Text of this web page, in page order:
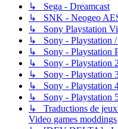
↳ Sega - Dreamcast
↳ SNK - Neogeo
↳ Sony Playstation
↳ Sony - Playstation /
↳ Sony - Playstation
↳ Sony - Playstation
↳ Sony - Playstation
↳ Sony - Playstation
↳ Sony - Playstation
↳ Traductions de jeux
Video games moddings